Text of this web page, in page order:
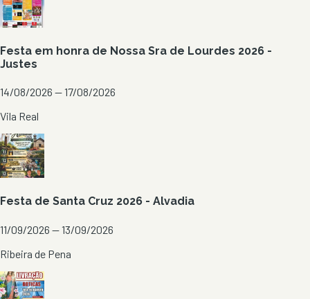
Festa em honra de Nossa Sra de Lourdes 2026 -
Justes
14/08/2026 — 17/08/2026
Vila Real
Festa de Santa Cruz 2026 - Alvadia
11/09/2026 — 13/09/2026
Ribeira de Pena